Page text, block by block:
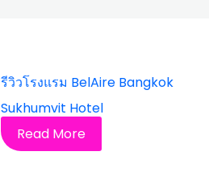
รีวิวโรงแรม BelAire Bangkok
Sukhumvit Hotel
Read More